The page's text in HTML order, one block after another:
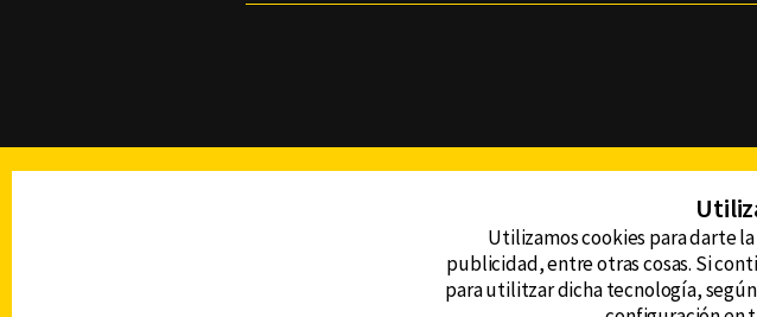
DERECHOS RESERVADOS © CANAL 6 2026
Prohibida la reproducción total o parcial, incluyendo
Utilizamos cookies para darte
publicidad, entre otras cosas. Si
para utilitzar dicha tecnología,